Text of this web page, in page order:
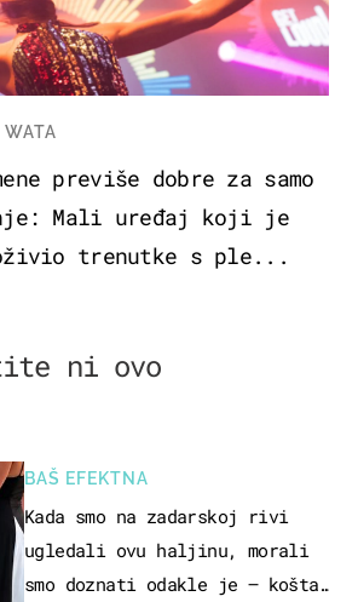
previše dobre za samo
Mali uređaj koji je
trenutke s ple...
ni ovo
BAŠ EFEKTNA
Kada smo na zadarskoj rivi
ugledali ovu haljinu, morali
smo doznati odakle je – košta